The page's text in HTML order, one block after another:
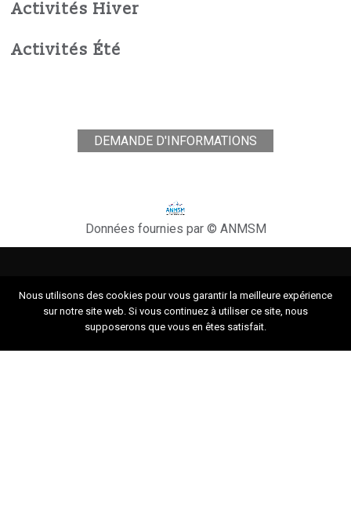
Activités Hiver
Activités Été
DEMANDE D'INFORMATIONS
Données fournies par © ANMSM
La Digitale Altitude
Blog
Nous utilisons des cookies pour vous garantir la meilleure expérience
sur notre site web. Si vous continuez à utiliser ce site, nous
supposerons que vous en êtes satisfait.